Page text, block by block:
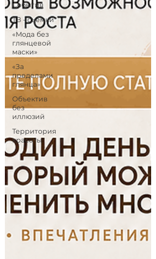
События
ТВ - съёмки
«Мода без
глянцевой
маски»
«За
пределами
глянца»
Объектив
без
иллюзий
Территория
красоты